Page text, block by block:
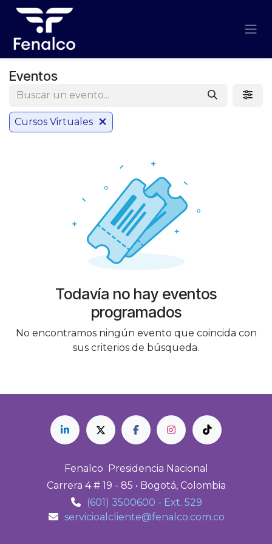
Ir al contenido
Eventos
Cursos Virtuales
Todavía no hay eventos
programados
No encontramos ningún evento que coincida con
sus criterios de búsqueda.
Fenalco Presidencia Nacional
Carrera 4 # 19 - 85 • Bogotá, Colombia
(601) 3500600 - Ext. 529
servicioalcliente@fenalco.com.co